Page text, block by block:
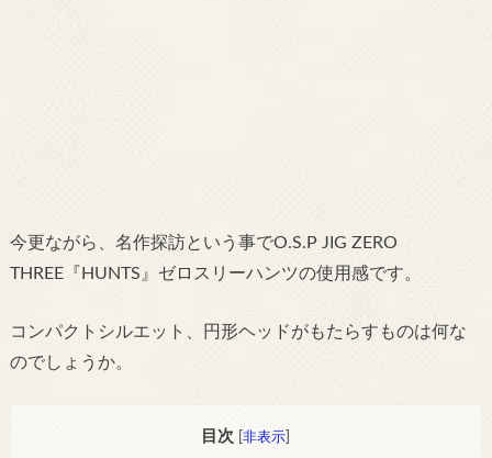
今更ながら、名作探訪という事でO.S.P JIG ZERO
THREE『HUNTS』ゼロスリーハンツの使用感です。
コンパクトシルエット、円形ヘッドがもたらすものは何な
のでしょうか。
目次 [非表示